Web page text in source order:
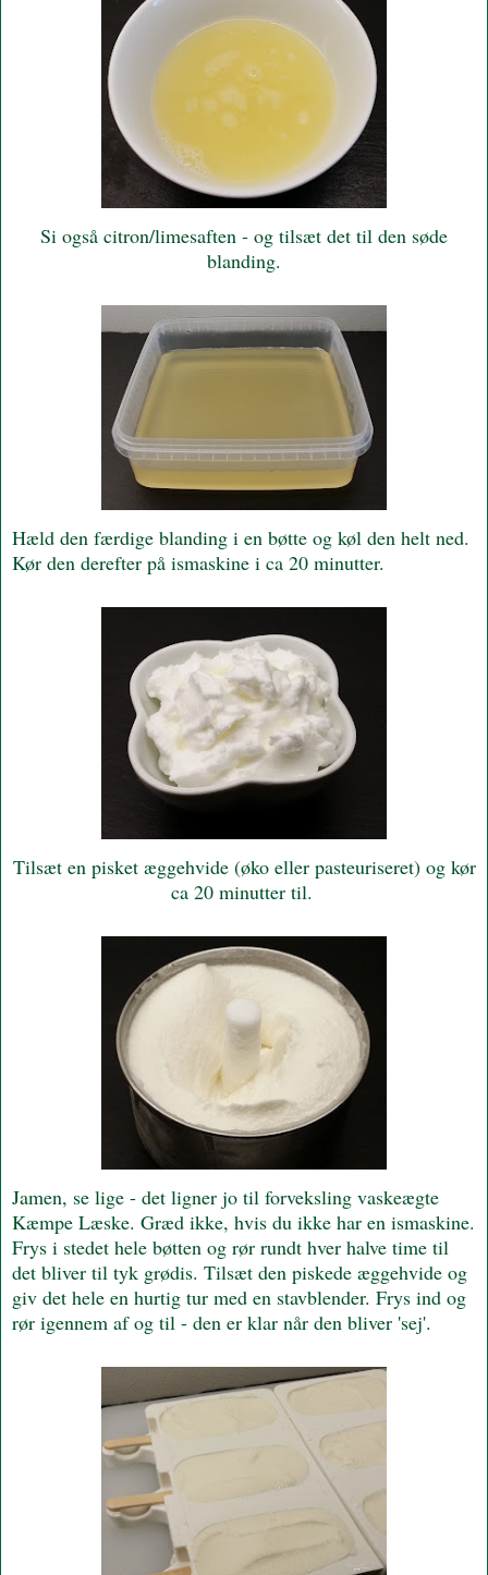
Si også citron/limesaften - og tilsæt det til den søde
blanding.
Hæld den færdige blanding i en bøtte og køl den helt ned.
Kør den derefter på ismaskine i ca 20 minutter.
Tilsæt en pisket æggehvide (øko eller pasteuriseret) og kør
ca 20 minutter til.
Jamen, se lige - det ligner jo til forveksling vaskeægte
Kæmpe Læske. Græd ikke, hvis du ikke har en ismaskine.
Frys i stedet hele bøtten og rør rundt hver halve time til
det bliver til tyk grødis. Tilsæt den piskede æggehvide og
giv det hele en hurtig tur med en stavblender. Frys ind og
rør igennem af og til - den er klar når den bliver 'sej'.